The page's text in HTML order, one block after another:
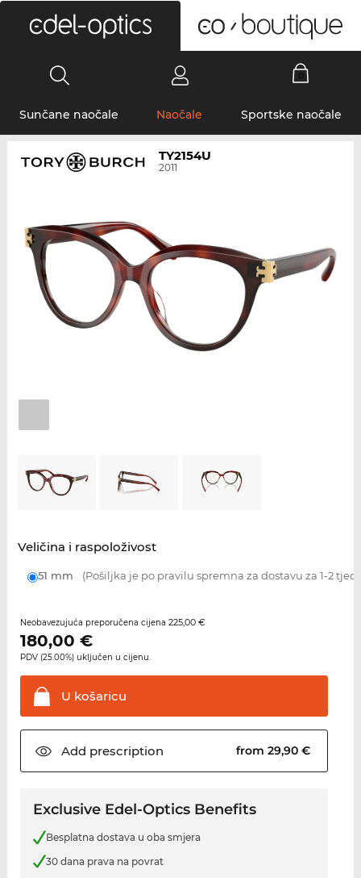
Sunčane naočale Naočale Sportske naočale
TY2154U
2011
Veličina i raspoloživost
51 mm (Pošiljka je po pravilu spremna za dostavu za 1-2
Neobavezujuća preporučena cijena 225,00 €
180,00 €
PDV (25.00%) uključen u cijenu.
U košaricu
Add prescription from 29,90 €
Exclusive Edel-Optics Benefits
Besplatna dostava u oba smjera
30 dana prava na povrat